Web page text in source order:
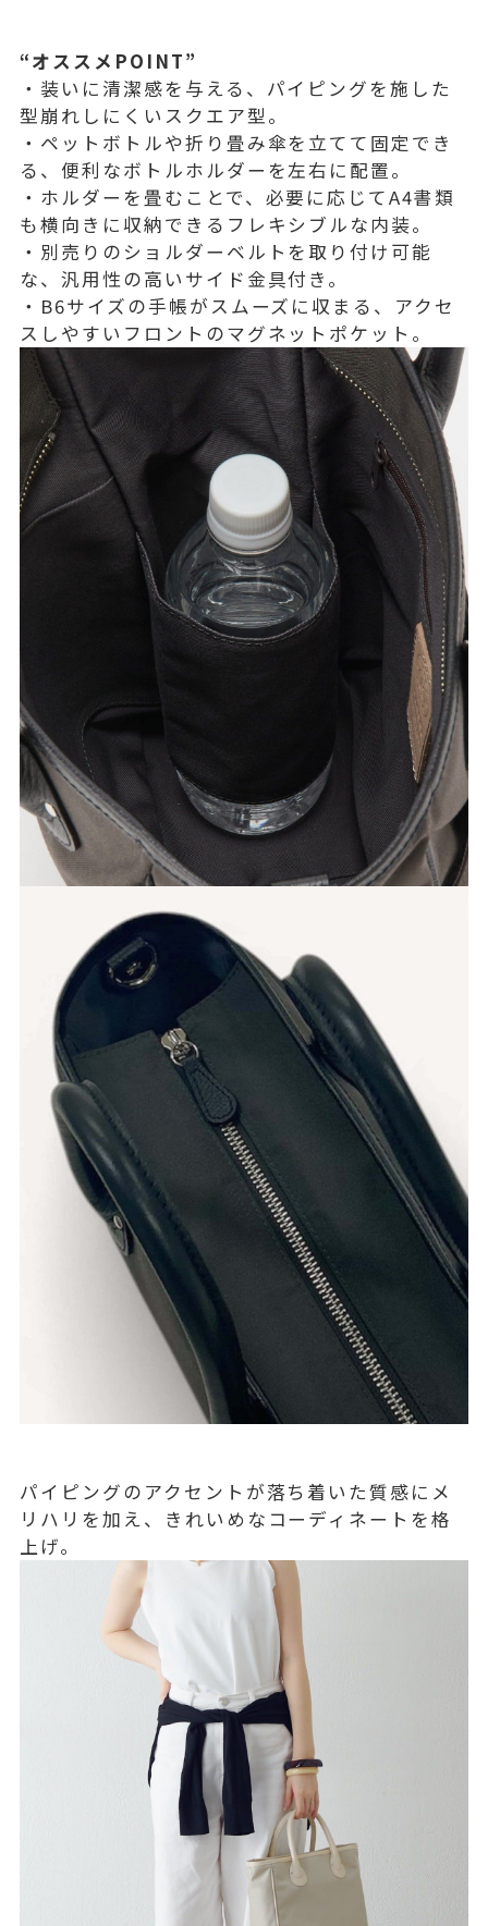
“オススメPOINT”
・装いに清潔感を与える、パイピングを施した
型崩れしにくいスクエア型。
・ペットボトルや折り畳み傘を立てて固定でき
る、便利なボトルホルダーを左右に配置。
・ホルダーを畳むことで、必要に応じてA4書類
も横向きに収納できるフレキシブルな内装。
・別売りのショルダーベルトを取り付け可能
な、汎用性の高いサイド金具付き。
・B6サイズの手帳がスムーズに収まる、アクセ
スしやすいフロントのマグネットポケット。
パイピングのアクセントが落ち着いた質感にメ
リハリを加え、きれいめなコーディネートを格
上げ。